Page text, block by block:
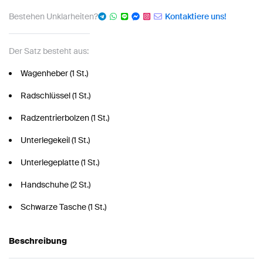
Bestehen Unklarheiten? Kontaktiere uns!
Der Satz besteht aus:
Wagenheber (1 St.)
Radschlüssel (1 St.)
Radzentrierbolzen (1 St.)
Unterlegekeil (1 St.)
Unterlegeplatte (1 St.)
Handschuhe (2 St.)
Schwarze Tasche (1 St.)
Beschreibung